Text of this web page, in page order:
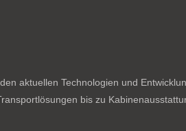
aktuellen Technologien und
bis zu